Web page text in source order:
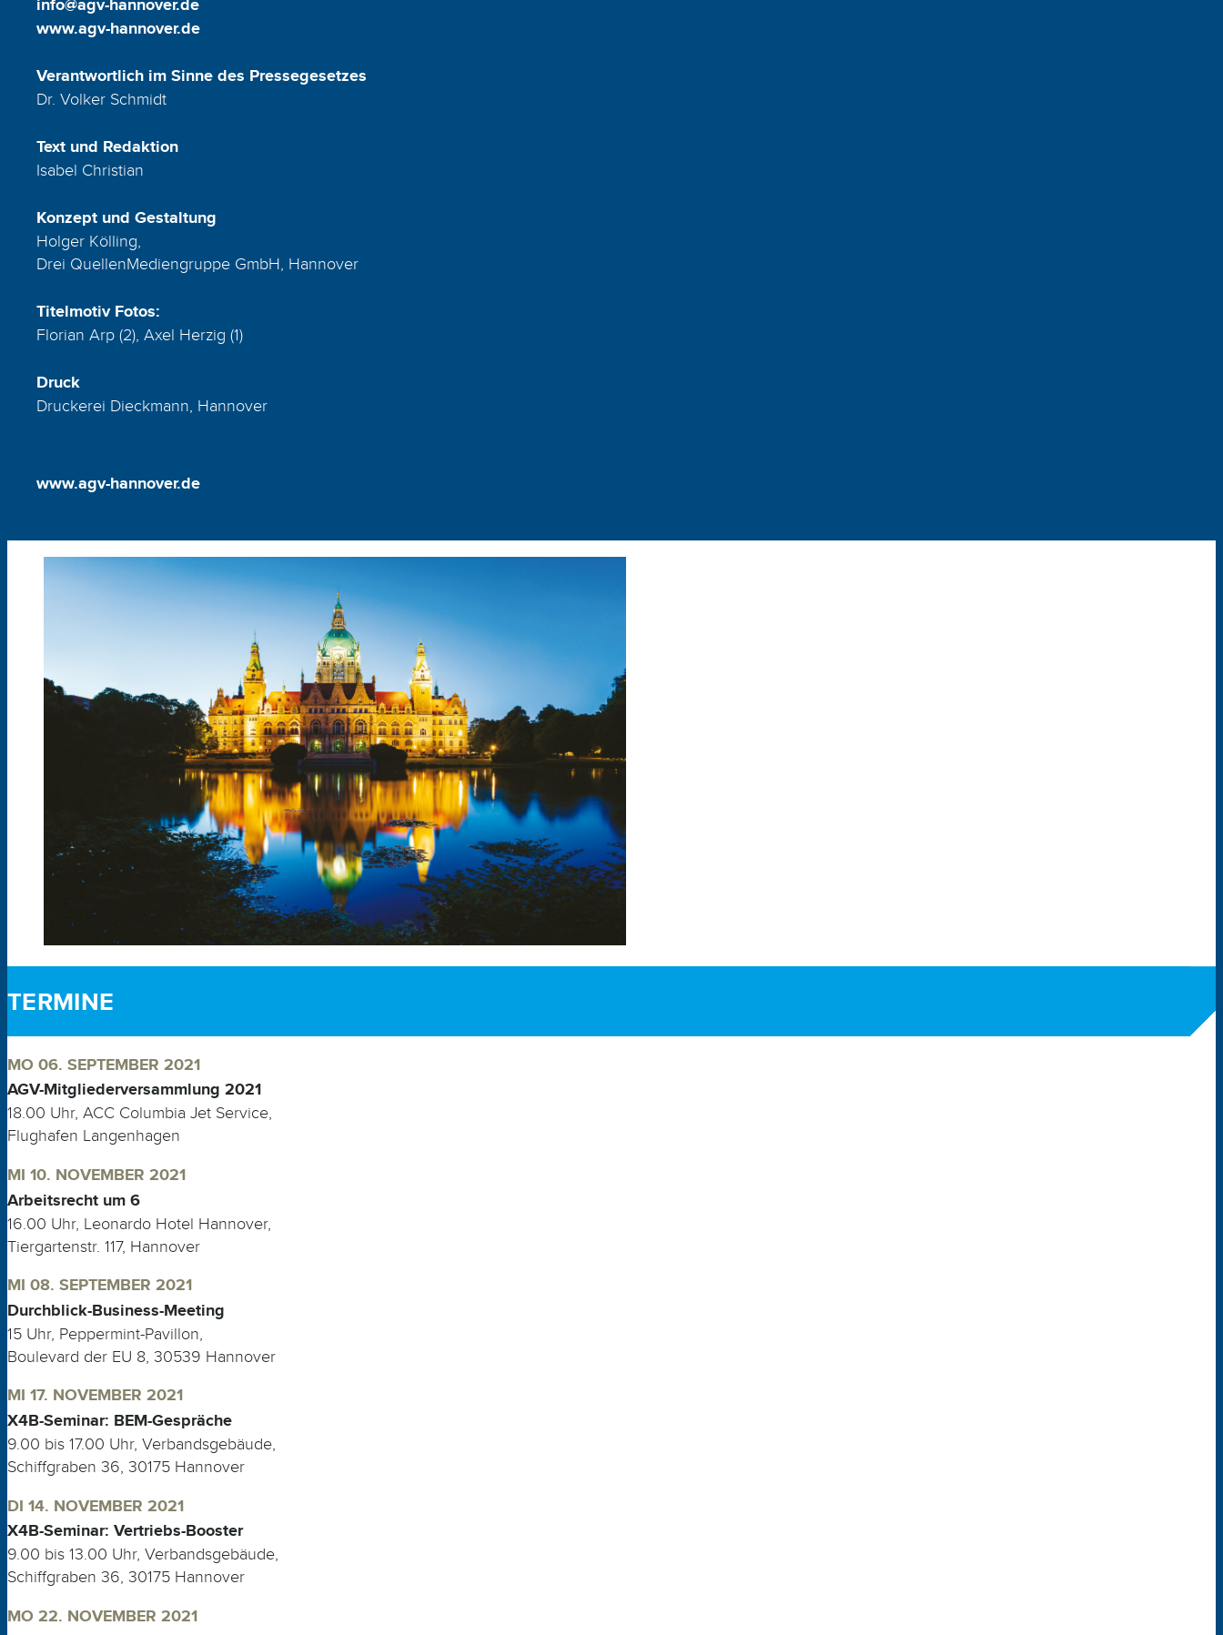
www.agv-hannover.de
Verantwortlich im Sinne des Pressegesetzes
Dr. Volker Schmidt
Text und Redaktion
Isabel Christian
Konzept und Gestaltung
Holger Kölling,
Drei QuellenMediengruppe GmbH, Hannover
Titelmotiv Fotos:
Florian Arp (2), Axel Herzig (1)
Druck
Druckerei Dieckmann, Hannover
www.agv-hannover.de
TERMINE
MO 06. SEPTEMBER 2021
AGV-Mitgliederversammlung 2021
18.00 Uhr, ACC Columbia Jet Service,
Flughafen Langenhagen
MI 10. NOVEMBER 2021
Arbeitsrecht um 6
16.00 Uhr, Leonardo Hotel Hannover,
Tiergartenstr. 117, Hannover
MI 08. SEPTEMBER 2021
Durchblick-Business-Meeting
15 Uhr, Peppermint-Pavillon,
Boulevard der EU 8, 30539 Hannover
MI 17. NOVEMBER 2021
X4B-Seminar: BEM-Gespräche
9.00 bis 17.00 Uhr, Verbandsgebäude,
Schiffgraben 36, 30175 Hannover
DI 14. NOVEMBER 2021
X4B-Seminar: Vertriebs-Booster
9.00 bis 13.00 Uhr, Verbandsgebäude,
Schiffgraben 36, 30175 Hannover
MO 22. NOVEMBER 2021